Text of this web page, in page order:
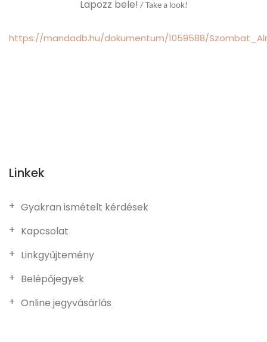
Lapozz bele! / Take a look!
https://mandadb.hu/dokumentum/1059588/
Linkek
Gyakran ismételt kérdések
Kapcsolat
Linkgyűjtemény
Belépőjegyek
Online jegyvásárlás